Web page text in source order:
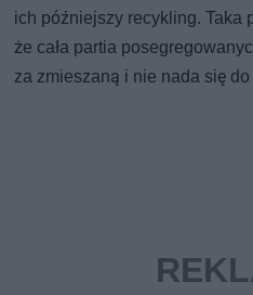
ich późniejszy recykling. Taka
że cała partia
za zmieszaną i nie nada się